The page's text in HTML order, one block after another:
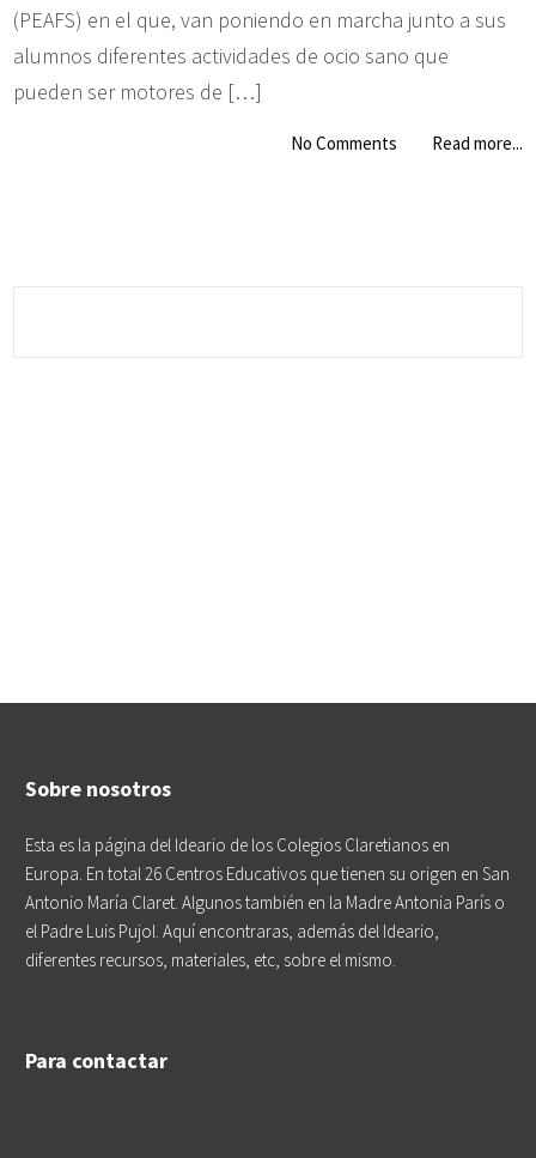
(PEAFS) en el que, van poniendo en marcha junto a sus
alumnos diferentes actividades de ocio sano que
pueden ser motores de […]
No Comments Read more...
Sobre nosotros
Esta es la página del Ideario de los Colegios Claretianos en
Europa. En total 26 Centros Educativos que tienen su origen en San
Antonio María Claret. Algunos también en la Madre Antonia París o
el Padre Luis Pujol. Aquí encontraras, además del Ideario,
diferentes recursos, materiales, etc, sobre el mismo.
Para contactar